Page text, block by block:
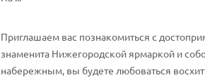
Приглашаем вас познакомиться с
знаменита Нижегородской ярмаркой и
набережным, вы будете любоваться